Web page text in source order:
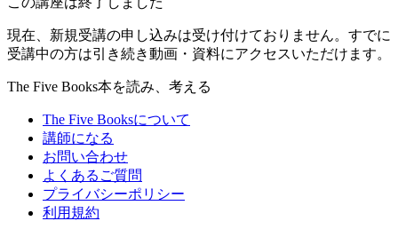
現在、新規受講の申し込みは受け付けておりません。すでに
受講中の方は引き続き動画・資料にアクセスいただけます。
The Five Books本を読み、考える
The Five Booksについて
講師になる
お問い合わせ
よくあるご質問
プライバシーポリシー
利用規約